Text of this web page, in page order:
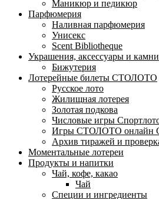
Маникюр и педикюр
Парфюмерия
Наливная парфюмерия
Унисекс
Scent Bibliotheque
Украшения, аксессуары и камни
Бижутерия
Лотерейные билеты СТОЛОТО
Русское лото
Жилищная лотерея
Золотая подкова
Числовые игры
Игры СТОЛОТО
Архив тиражей и
Моментальные лотереи
Продукты и напитки
Чай, кофе, какао
Чай
Специи и ингредиенты